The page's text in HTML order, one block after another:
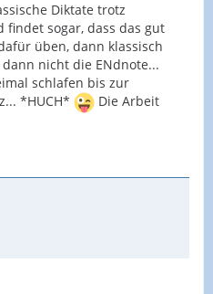
Diktate trotz
sogar, dass das gut
üben, dann klassisch
nicht die ENdnote...
schlafen bis zur
*HUCH*
Die Arbeit